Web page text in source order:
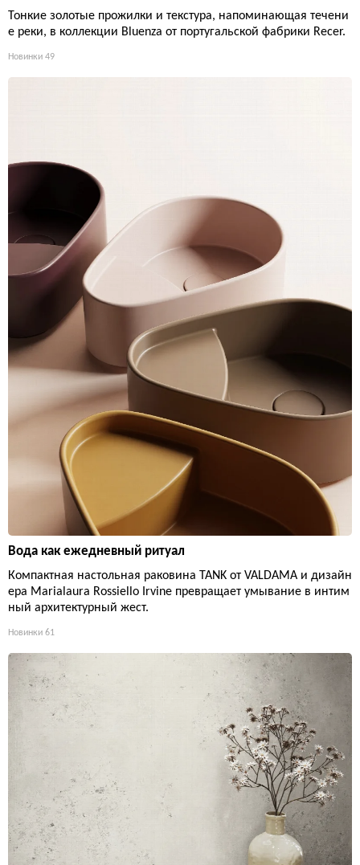
Тонкие золотые прожилки и текстура, напоминающая течени
е реки, в коллекции Bluenza от португальской фабрики Recer.
Новинки 49
Вода как ежедневный ритуал
Компактная настольная раковина TANK от VALDAMA и дизайн
ера Marialaura Rossiello Irvine превращает умывание в интим
ный архитектурный жест.
Новинки 61